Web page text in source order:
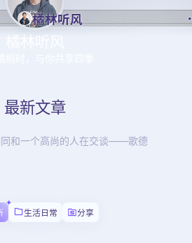
橘林听风
最新文章
同和一个高尚的人在交谈——歌德
生活日常 分享